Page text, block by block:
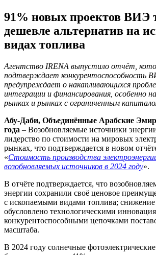
91% новых проектов ВИЭ
дешевле альтернатив на
видах топлива
Агентство IRENA выпустило отчёт,
подтверждает конкурентоспособность
предупреждает о накапливающихся
интеграции и финансирования, особенно
рынках и рынках с ограниченным
Абу-Даби, Объединённые Арабские
года – Возобновляемые источники
лидерство по стоимости на мировых
рынках, что подтверждается в новом
«Стоимость производства
возобновляемых источников в 2024 году».
В отчёте подтверждается, что
энергии сохранили своё ценовое
с ископаемыми видами топлива;
обусловлено технологическими
конкурентоспособными цепочками
масштаба.
В 2024 году солнечные